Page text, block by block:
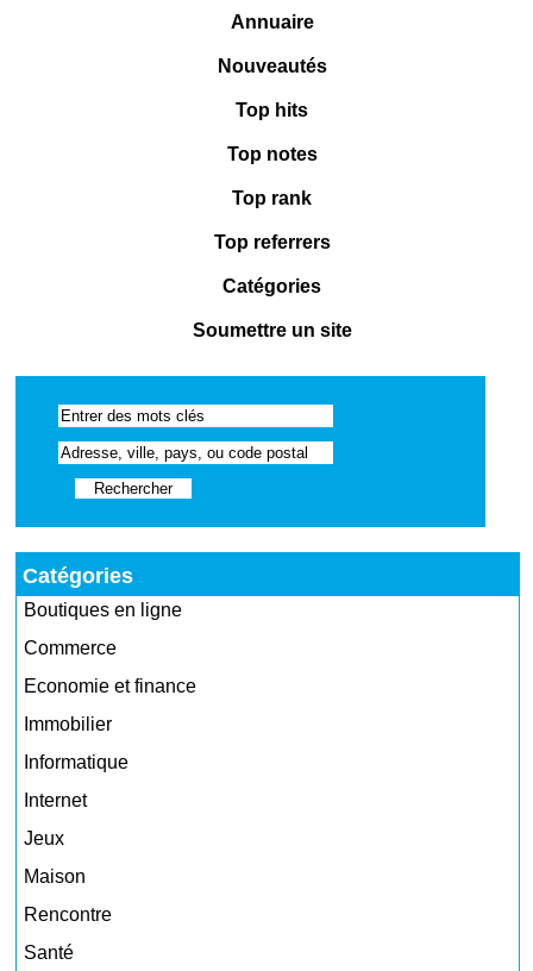
Annuaire
Nouveautés
Top hits
Top notes
Top rank
Top referrers
Catégories
Soumettre un site
Catégories
Boutiques en ligne
Commerce
Economie et finance
Immobilier
Informatique
Internet
Jeux
Maison
Rencontre
Santé